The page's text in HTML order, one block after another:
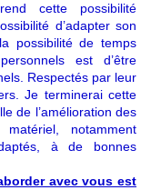
cette possibilité
d’adapter son
possibilité de temps
est d’être
Respectés par leur
Je terminerai cette
de l’amélioration des
notamment
à de bonnes
avec vous est